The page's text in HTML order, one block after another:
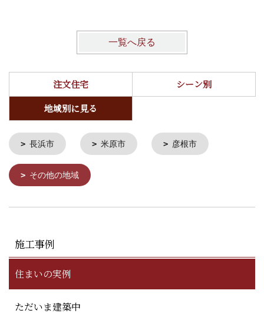
一覧へ戻る
注文住宅
シーン別
地域別に見る
長浜市 米原市 彦根市
その他の地域
施工事例
住まいの実例
ただいま建築中